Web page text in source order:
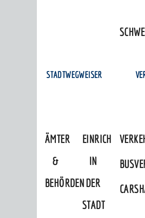
STADTWEGWEISER
ÄMTER
&
BEHÖRDEN
EINRICHTUNGEN
IN
DER
STADT